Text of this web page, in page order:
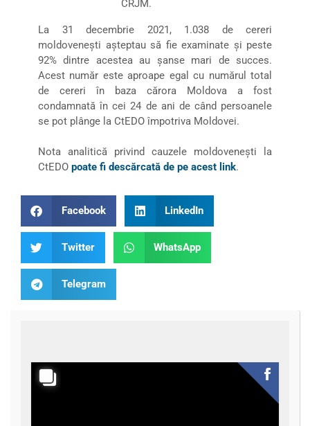
CRJM.
La 31 decembrie 2021, 1.038 de cereri
moldovenești așteptau să fie examinate și peste
92% dintre acestea au şanse mari de succes.
Acest număr este aproape egal cu numărul total
de cereri în baza cărora Moldova a fost
condamnată în cei 24 de ani de când persoanele
se pot plânge la CtEDO împotriva Moldovei.
Nota analitică privind cauzele moldovenești la
CtEDO poate fi descărcată de pe acest link.
Facebook LinkedIn
Twitter WhatsApp
Telegram